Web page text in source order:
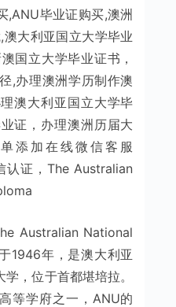
,ANU毕业证购买,澳洲
大利亚国立大学毕业
国立大学毕业证书，
,办理澳洲学历制作澳
澳大利亚国立大学毕
证，办理澳洲历届大
添加在线微信客服
认证，The Australian
Australian National
1946年，是澳大利亚
，位于首都堪培拉。
等学府之一，ANU的